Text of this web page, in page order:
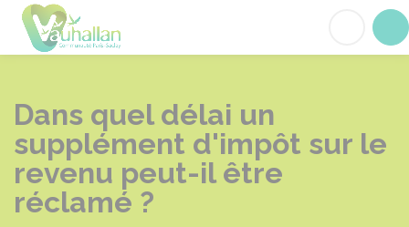
Dans quel délai un
supplément d'impôt sur le
revenu peut-il être
réclamé ?